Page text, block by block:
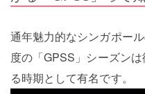
通年魅力的なシンガポー
度の「GPSS」シーズン
る時期として有名です。